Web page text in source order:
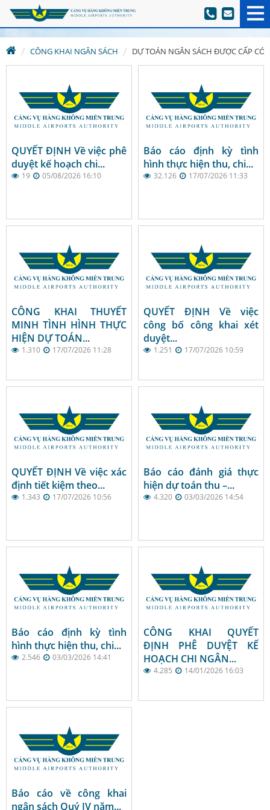
CÔNG KHAI NGÂN SÁCH DỰ TOÁN NGÂN SÁCH ĐƯỢC CẤP CÓ
QUYẾT ĐỊNH Về việc phê
duyệt kế hoạch chi...
19 05/08/2026 16:10
Báo cáo định kỳ tình
hình thực hiện thu, chi...
32.126 17/07/2026 11:33
CÔNG KHAI THUYẾT
MINH TÌNH HÌNH THỰC
HIỆN DỰ TOÁN...
1.310 17/07/2026 11:28
QUYẾT ĐỊNH Về việc
công bố công khai xét
duyệt...
1.251 17/07/2026 10:59
QUYẾT ĐỊNH Về việc xác
định tiết kiệm theo...
1.343 17/07/2026 10:56
Báo cáo đánh giá thực
hiện dự toán thu –...
4.320 03/03/2026 14:54
Báo cáo định kỳ tình
hình thực hiện thu, chi...
2.546 03/03/2026 14:41
CÔNG KHAI QUYẾT
ĐỊNH PHÊ DUYỆT KẾ
HOẠCH CHI NGÂN...
4.285 14/01/2026 16:03
Báo cáo về công khai
ngân sách Quý IV năm...